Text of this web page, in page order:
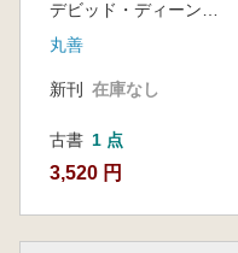
丸善
新刊 在庫なし
古書 1 点
3,520 円